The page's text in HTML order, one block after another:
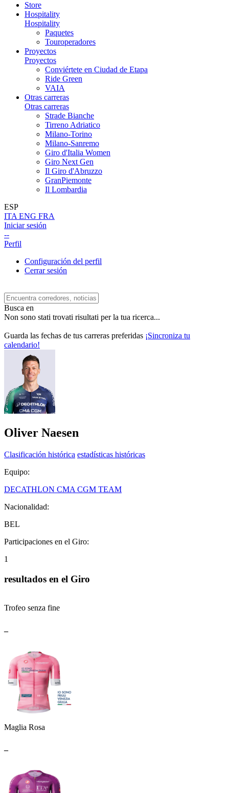
Store
Hospitality
Hospitality
Paquetes
Touroperadores
Proyectos
Proyectos
Conviértete en Ciudad de Etapa
Ride Green
VAIA
Otras carreras
Otras carreras
Strade Bianche
Tirreno Adriatico
Milano-Torino
Milano-Sanremo
Giro d'Italia Women
Giro Next Gen
Il Giro d'Abruzzo
GranPiemonte
Il Lombardia
ESP
ITA ENG FRA
Iniciar sesión
--
Perfil
Configuración del perfil
Cerrar sesión
Busca en
Non sono stati trovati risultati per la tua ricerca...
Guarda las fechas de tus carreras preferidas ¡Sincroniza tu
calendario!
Oliver Naesen
Clasificación histórica estadísticas históricas
Equipo:
DECATHLON CMA CGM TEAM
Nacionalidad:
BEL
Participaciones en el Giro:
1
resultados en el Giro
Trofeo senza fine
Maglia Rosa